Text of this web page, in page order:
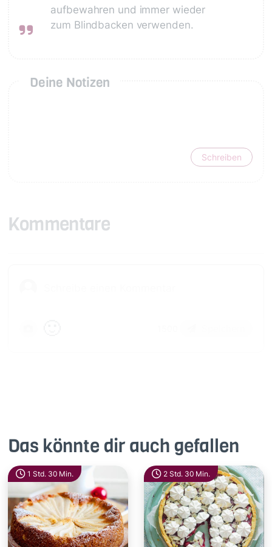
aufbewahren und immer wieder
zum Blindbacken verwenden.
Deine Notizen
Schreiben
Kommentare
Das könnte dir auch gefallen
1 Std. 30 Min. 2 Std. 30 Min.